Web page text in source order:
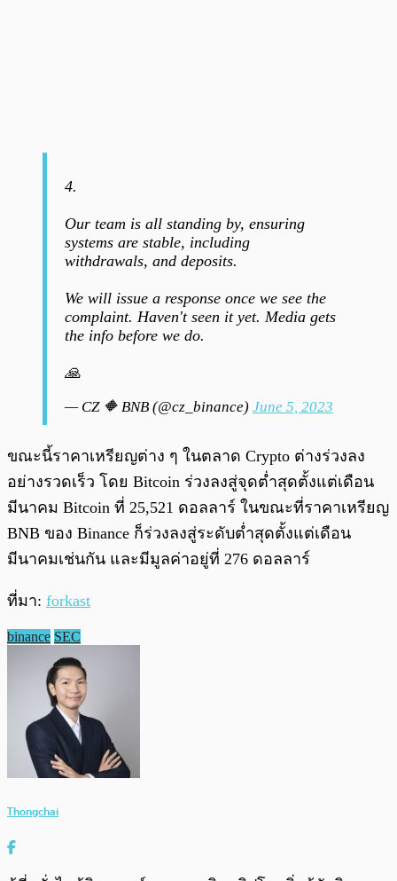
4.
Our team is all standing by, ensuring
systems are stable, including
withdrawals, and deposits.
We will issue a response once we see the
complaint. Haven't seen it yet. Media gets
the info before we do.
🙏
— CZ 🔶 BNB (@cz_binance) June 5, 2023
ขณะนี้ราคาเหรียญต่าง ๆ ในตลาด Crypto ต่างร่วงลง
อย่างรวดเร็ว โดย Bitcoin ร่วงลงสู่จุดต่ำสุดตั้งแต่เดือน
มีนาคม Bitcoin ที่ 25,521 ดอลลาร์ ในขณะที่ราคาเหรียญ
BNB ของ Binance ก็ร่วงลงสู่ระดับต่ำสุดตั้งแต่เดือน
มีนาคมเช่นกัน และมีมูลค่าอยู่ที่ 276 ดอลลาร์
ที่มา: forkast
binance SEC
Thongchai